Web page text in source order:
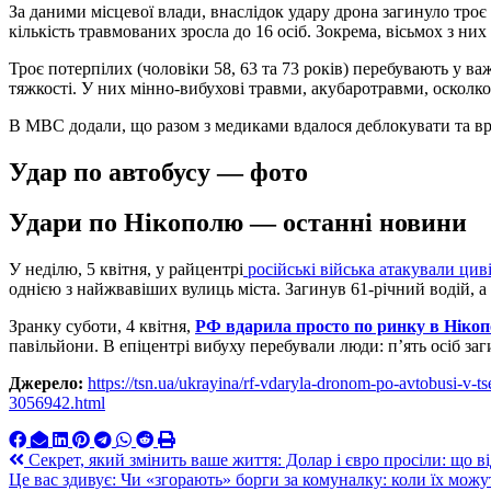
За даними місцевої влади, внаслідок удару дрона загинуло
кількість травмованих зросла до 16 осіб. Зокрема, вісьмох з
Троє потерпілих (чоловіки 58, 63 та 73 років) перебувають у
тяжкості. У них мінно-вибухові травми, акубаротравми,
В МВС додали, що разом з медиками вдалося деблокувати та
Удар по автобусу — фото
Удари по Нікополю — останні новини
У неділю, 5 квітня, у райцентрі російські війська атакували
однією з найжвавіших вулиць міста. Загинув 61-річний водій,
Зранку суботи, 4 квітня, РФ вдарила просто по ринку в
павільйони. В епіцентрі вибуху перебували люди: п’ять осіб
Джерело: https://tsn.ua/ukrayina/rf-vdaryla-dronom-po-avtobusi-v-
3056942.html
Навигация
по
Секрет, який змінить ваше життя: Долар і євро просіли: що
Це вас здивує: Чи «згорають» борги за комуналку: коли їх